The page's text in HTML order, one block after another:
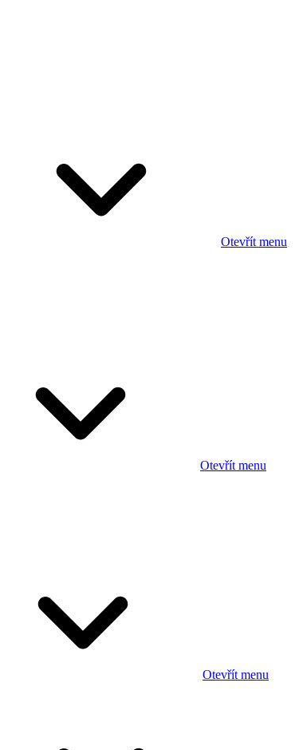
Otevřít menu
Otevřít menu
Otevřít menu